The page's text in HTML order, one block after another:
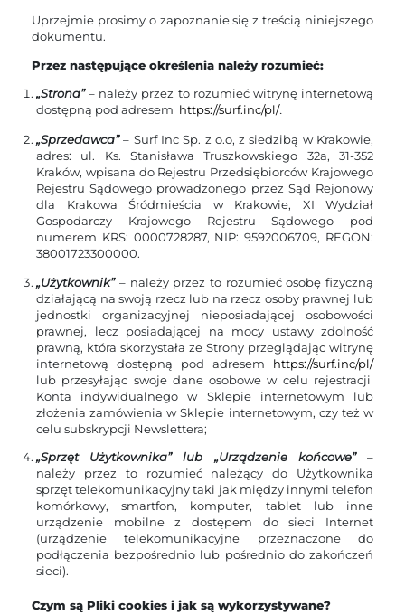
Uprzejmie prosimy o zapoznanie się z treścią niniejszego
dokumentu.
Przez następujące określenia należy rozumieć:
„Strona”– należy przez to rozumieć witrynę internetową
dostępną pod adresem https://surf.inc/pl/.
„Sprzedawca”– Surf Inc Sp. z o.o, z siedzibą w Krakowie,
adres: ul. Ks. Stanisława Truszkowskiego 32a, 31-352
Kraków, wpisana do Rejestru Przedsiębiorców Krajowego
Rejestru Sądowego prowadzonego przez Sąd Rejonowy
dla Krakowa Śródmieścia w Krakowie, XI Wydział
Gospodarczy Krajowego Rejestru Sądowego pod
numerem KRS: 0000728287, NIP: 9592006709, REGON:
38001723300000.
„Użytkownik”– należy przez to rozumieć osobę fizyczną
działającą na swoją rzecz lub na rzecz osoby prawnej lub
jednostki organizacyjnej nieposiadającej osobowości
prawnej, lecz posiadającej na mocy ustawy zdolność
prawną, która skorzystała ze Strony przeglądając witrynę
internetową dostępną pod adresem https://surf.inc/pl/
lub przesyłając swoje dane osobowe w celu rejestracji
Konta indywidualnego w Sklepie internetowym lub
złożenia zamówienia w Sklepie internetowym, czy też w
celu subskrypcji Newslettera;
„Sprzęt Użytkownika” lub „Urządzenie końcowe”–
należy przez to rozumieć należący do Użytkownika
sprzęt telekomunikacyjny taki jak między innymi telefon
komórkowy, smartfon, komputer, tablet lub inne
urządzenie mobilne z dostępem do sieci Internet
(urządzenie telekomunikacyjne przeznaczone do
podłączenia bezpośrednio lub pośrednio do zakończeń
sieci).
Czym są Pliki cookies i jak są wykorzystywane?